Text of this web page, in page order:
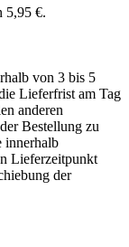
5,95 €.
von 3 bis 5
Lieferfrist am Tag
anderen
Bestellung zu
innerhalb
Lieferzeitpunkt
der